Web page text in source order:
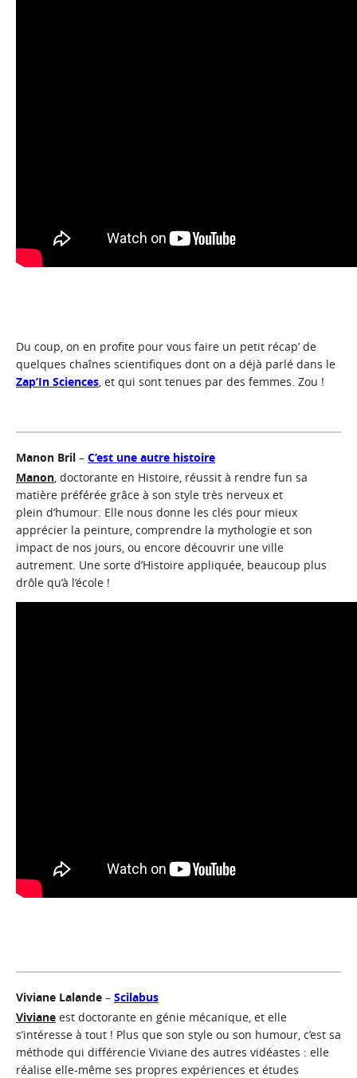
Du coup, on en profite pour vous faire un petit récap’ de
quelques chaînes scientifiques dont on a déjà parlé dans le
Zap’In Sciences, et qui sont tenues par des femmes. Zou !
Manon Bril – C’est une autre histoire
Manon, doctorante en Histoire, réussit à rendre fun sa
matière préférée grâce à son style très nerveux et
plein d’humour. Elle nous donne les clés pour mieux
apprécier la peinture, comprendre la mythologie et son
impact de nos jours, ou encore découvrir une ville
autrement. Une sorte d’Histoire appliquée, beaucoup plus
drôle qu’à l’école !
Viviane Lalande – Scilabus
Viviane est doctorante en génie mécanique, et elle
s’intéresse à tout ! Plus que son style ou son humour, c’est sa
méthode qui différencie Viviane des autres vidéastes : elle
réalise elle-même ses propres expériences et études